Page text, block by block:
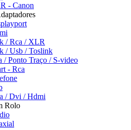
- Canon
/ Rca / XLR
/ Usb / Toslink
/ Ponto Traço / S-video
- Rca
/ Dvi / Hdmi
Rolo